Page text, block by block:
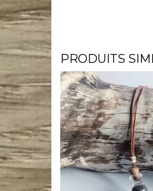
PRODUITS